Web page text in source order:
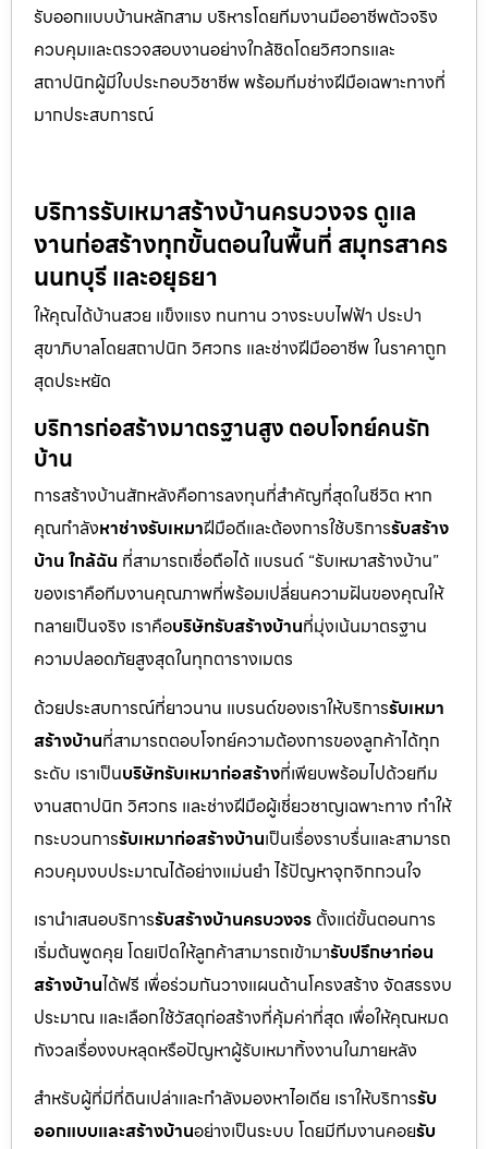
รับออกแบบบ้านหลักสาม บริหารโดยทีมงานมืออาชีพตัวจริง
ควบคุมและตรวจสอบงานอย่างใกล้ชิดโดยวิศวกรและ
สถาปนิกผู้มีใบประกอบวิชาชีพ พร้อมทีมช่างฝีมือเฉพาะทางที่
มากประสบการณ์
บริการรับเหมาสร้างบ้านครบวงจร ดูแล
งานก่อสร้างทุกขั้นตอนในพื้นที่ สมุทรสาคร
นนทบุรี และอยุธยา
ให้คุณได้บ้านสวย แข็งแรง ทนทาน วางระบบไฟฟ้า ประปา
สุขาภิบาลโดยสถาปนิก วิศวกร และช่างฝีมืออาชีพ ในราคาถูก
สุดประหยัด
บริการก่อสร้างมาตรฐานสูง ตอบโจทย์คนรัก
บ้าน
การสร้างบ้านสักหลังคือการลงทุนที่สำคัญที่สุดในชีวิต หาก
คุณกำลังหาช่างรับเหมาฝีมือดีและต้องการใช้บริการรับสร้าง
บ้าน ใกล้ฉัน ที่สามารถเชื่อถือได้ แบรนด์ “รับเหมาสร้างบ้าน”
ของเราคือทีมงานคุณภาพที่พร้อมเปลี่ยนความฝันของคุณให้
กลายเป็นจริง เราคือบริษัทรับสร้างบ้านที่มุ่งเน้นมาตรฐาน
ความปลอดภัยสูงสุดในทุกตารางเมตร
ด้วยประสบการณ์ที่ยาวนาน แบรนด์ของเราให้บริการรับเหมา
สร้างบ้านที่สามารถตอบโจทย์ความต้องการของลูกค้าได้ทุก
ระดับ เราเป็นบริษัทรับเหมาก่อสร้างที่เพียบพร้อมไปด้วยทีม
งานสถาปนิก วิศวกร และช่างฝีมือผู้เชี่ยวชาญเฉพาะทาง ทำให้
กระบวนการรับเหมาก่อสร้างบ้านเป็นเรื่องราบรื่นและสามารถ
ควบคุมงบประมาณได้อย่างแม่นยำ ไร้ปัญหาจุกจิกกวนใจ
เรานำเสนอบริการรับสร้างบ้านครบวงจร ตั้งแต่ขั้นตอนการ
เริ่มต้นพูดคุย โดยเปิดให้ลูกค้าสามารถเข้ามารับปรึกษาก่อน
สร้างบ้านได้ฟรี เพื่อร่วมกันวางแผนด้านโครงสร้าง จัดสรรงบ
ประมาณ และเลือกใช้วัสดุก่อสร้างที่คุ้มค่าที่สุด เพื่อให้คุณหมด
กังวลเรื่องงบหลุดหรือปัญหาผู้รับเหมาทิ้งงานในภายหลัง
สำหรับผู้ที่มีที่ดินเปล่าและกำลังมองหาไอเดีย เราให้บริการรับ
ออกแบบและสร้างบ้านอย่างเป็นระบบ โดยมีทีมงานคอยรับ